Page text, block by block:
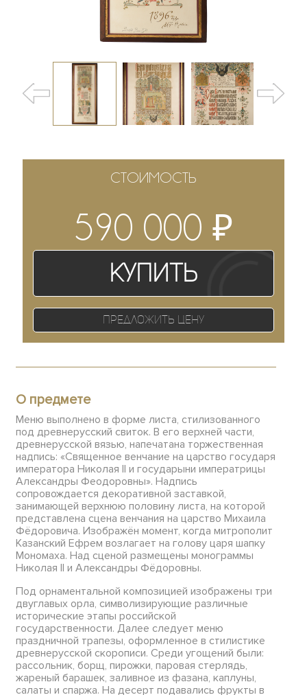
СТОИМОСТЬ
590 000 ₽
Купить
Предложить цену
О предмете
Меню выполнено в форме листа, стилизованного
под древнерусский свиток. В его верхней части,
древнерусской вязью, напечатана торжественная
надпись: «Священное венчание на царство государя
императора Николая II и государыни императрицы
Александры Феодоровны». Надпись
сопровождается декоративной заставкой,
занимающей верхнюю половину листа, на которой
представлена сцена венчания на царство Михаила
Фёдоровича. Изображён момент, когда митрополит
Казанский Ефрем возлагает на голову царя шапку
Мономаха. Над сценой размещены монограммы
Николая II и Александры Фёдоровны.
Под орнаментальной композицией изображены три
двуглавых орла, символизирующие различные
исторические этапы российской
государственности. Далее следует меню
праздничной трапезы, оформленное в стилистике
древнерусской скорописи. Среди угощений были:
рассольник, борщ, пирожки, паровая стерлядь,
жареный барашек, заливное из фазана, каплуны,
салаты и спаржа. На десерт подавались фрукты в